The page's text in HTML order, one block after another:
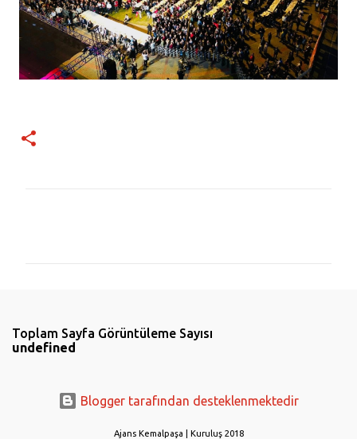
a
Toplam Sayfa Görüntüleme Sayısı
undefined
Blogger tarafından desteklenmektedir
Ajans Kemalpaşa | Kuruluş 2018